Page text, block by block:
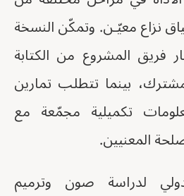
نزاع معيّـن. وتمكّن النسخة
فريق المشروع من الكتابة
بينما تتطلب تمارين
تكميلية مجمّعة مع
المعنيين.
لدراسة صون وترميم